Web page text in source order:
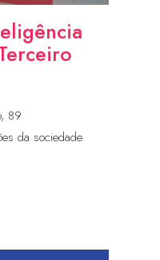
89
da sociedade